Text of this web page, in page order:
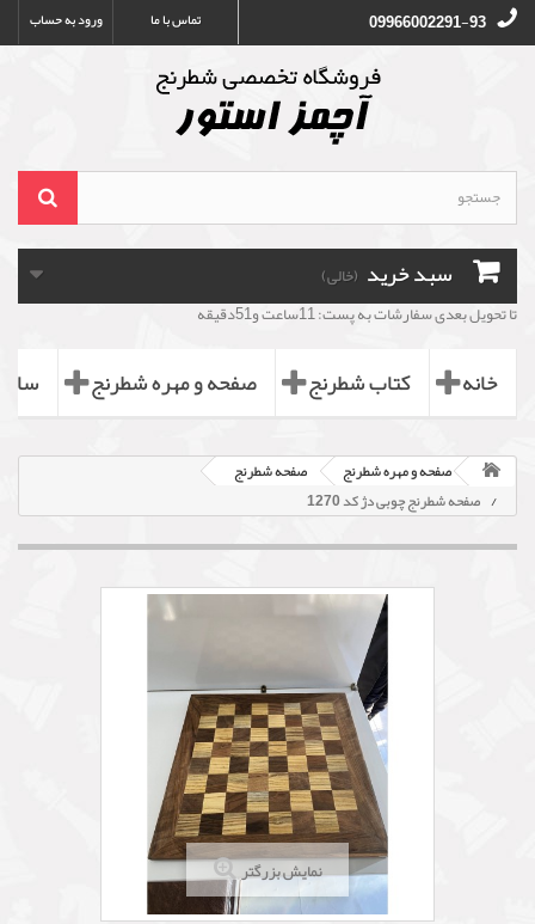
ورود به حساب تماس با ما 09966002291-93
سبد خرید (خالی)
تا تحویل بعدی سفارشات به پست: 11ساعت و51دقیقه
خانه کتاب شطرنج صفحه و مهره شطرنج
صفحه و مهره شطرنج
صفحه شطرنج
صفحه شطرنج چوبی دژ کد 1270
نمایش بزرگتر